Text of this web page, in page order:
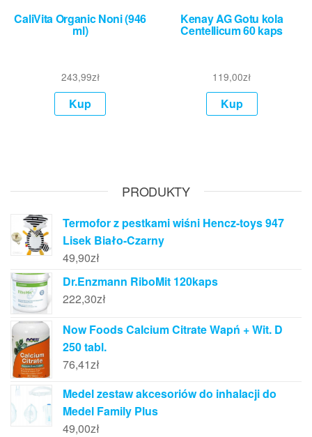
CaliVita Organic Noni (946
ml)
243,99zł
Kup
Kenay AG Gotu kola
Centellicum 60 kaps
119,00zł
Kup
PRODUKTY
Termofor z pestkami wiśni Hencz-toys 947
Lisek Biało-Czarny
49,90zł
Dr.Enzmann RiboMit 120kaps
222,30zł
Now Foods Calcium Citrate Wapń + Wit. D
250 tabl.
76,41zł
Medel zestaw akcesoriów do inhalacji do
Medel Family Plus
49,00zł